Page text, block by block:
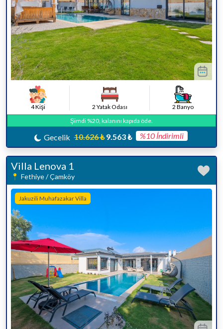
4 Kişi 2 Yatak Odası
2 Banyo
Şimdi %20, kalanını kapıda öde.
Gecelik 10.626 ₺ 9.563 ₺ %10 İndirimli
Villa Lenova 1
Fethiye / Çamköy
Jakuzili Muhafazakar Villa